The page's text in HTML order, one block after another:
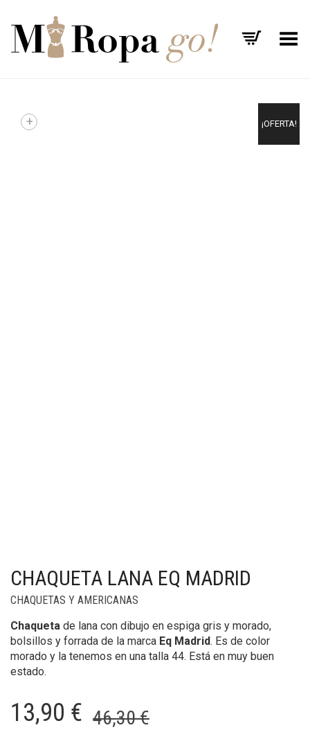
Menú
¡OFERTA!
+
CHAQUETA LANA EQ MADRID
CHAQUETAS Y AMERICANAS
Chaqueta de lana con dibujo en espiga gris y morado,
bolsillos y forrada de la marca Eq Madrid. Es de color
morado y la tenemos en una talla 44. Está en muy buen
estado.
46,30€El
13,90 €
El